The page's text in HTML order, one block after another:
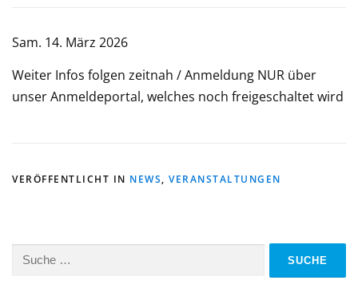
Sam. 14. März 2026
Weiter Infos folgen zeitnah / Anmeldung NUR über
unser Anmeldeportal, welches noch freigeschaltet wird
VERÖFFENTLICHT IN NEWS, VERANSTALTUNGEN
Suche